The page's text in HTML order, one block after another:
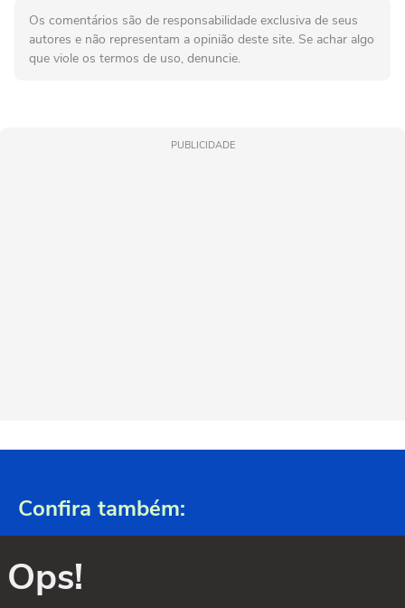
Os comentários são de responsabilidade exclusiva de seus
autores e não representam a opinião deste site. Se achar algo
que viole os termos de uso, denuncie.
PUBLICIDADE
Confira também:
Ops!